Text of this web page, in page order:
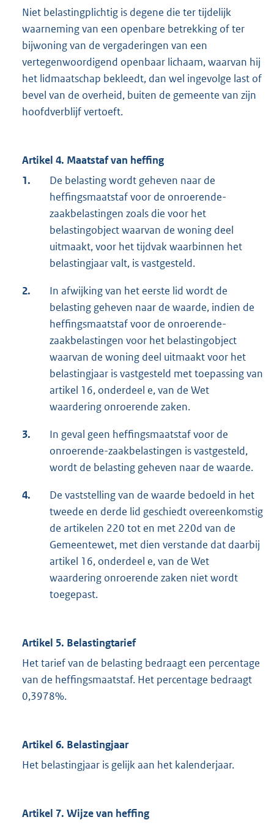
Niet belastingplichtig is degene die ter tijdelijk
waarneming van een openbare betrekking of ter
bijwoning van de vergaderingen van een
vertegenwoordigend openbaar lichaam, waarvan hij
het lidmaatschap bekleedt, dan wel ingevolge last of
bevel van de overheid, buiten de gemeente van zijn
hoofdverblijf vertoeft.
Artikel 4. Maatstaf van heffing
1.
De belasting wordt geheven naar de
heffingsmaatstaf voor de onroerende-
zaakbelastingen zoals die voor het
belastingobject waarvan de woning deel
uitmaakt, voor het tijdvak waarbinnen het
belastingjaar valt, is vastgesteld.
2.
In afwijking van het eerste lid wordt de
belasting geheven naar de waarde, indien de
heffingsmaatstaf voor de onroerende-
zaakbelastingen voor het belastingobject
waarvan de woning deel uitmaakt voor het
belastingjaar is vastgesteld met toepassing van
artikel 16, onderdeel e, van de Wet
waardering onroerende zaken.
3.
In geval geen heffingsmaatstaf voor de
onroerende-zaakbelastingen is vastgesteld,
wordt de belasting geheven naar de waarde.
4.
De vaststelling van de waarde bedoeld in het
tweede en derde lid geschiedt overeenkomstig
de artikelen 220 tot en met 220d van de
Gemeentewet, met dien verstande dat daarbij
artikel 16, onderdeel e, van de Wet
waardering onroerende zaken niet wordt
toegepast.
Artikel 5. Belastingtarief
Het tarief van de belasting bedraagt een percentage
van de heffingsmaatstaf. Het percentage bedraagt
0,3978%.
Artikel 6. Belastingjaar
Het belastingjaar is gelijk aan het kalenderjaar.
Artikel 7. Wijze van heffing